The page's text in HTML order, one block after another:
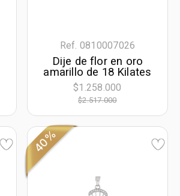
Ref. 0810007026
Dije de flor en oro
amarillo de 18 Kilates
$1.258.000
$2.517.000
40%